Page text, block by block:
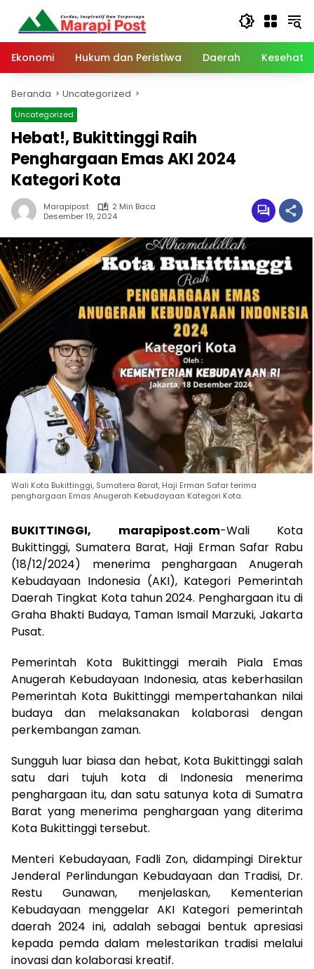
Langsung
konten
Ekonomi
Hukum dan Peristiwa Daerah
Beranda Uncategorized
Uncategorized
Hebat!, Bukittinggi Raih
Penghargaan Emas AKI 2024
Kategori Kota
Marapipost
2 Min Baca
Desember 19, 2024
Wali Kota Bukittinggi, Sumatera Barat, Haji Erman Safar terima
penghargaan Emas Anugerah Kebudayaan Kategori Kota.
BUKITTINGGI, marapipost.com-Wali Kota
Bukittinggi, Sumatera Barat, Haji Erman Safar Rabu
(18/12/2024) menerima penghargaan Anugerah
Kebudayaan Indonesia (AKI), Kategori Pemerintah
Daerah Tingkat Kota tahun 2024. Penghargaan itu di
Graha Bhakti Budaya, Taman Ismail Marzuki, Jakarta
Pusat.
Pemerintah Kota Bukittinggi meraih Piala Emas
Anugerah Kebudayaan Indonesia, atas keberhasilan
Pemerintah Kota Bukittinggi mempertahankan nilai
budaya dan melaksanakan kolaborasi dengan
perkembangan zaman.
Sungguh luar biasa dan hebat, Kota Bukittinggi salah
satu dari tujuh kota di Indonesia menerima
penghargaan itu, dan satu satunya kota di Sumatra
Barat yang menerima penghargaan yang diterima
Kota Bukittinggi tersebut.
Menteri Kebudayaan, Fadli Zon, didampingi Direktur
Jenderal Perlindungan Kebudayaan dan Tradisi, Dr.
Restu Gunawan, menjelaskan, Kementerian
Kebudayaan menggelar AKI Kategori pemerintah
daerah 2024 ini, adalah sebagai bentuk apresiasi
kepada pemda dalam melestarikan tradisi melalui
inovasi dan kolaborasi kreatif.